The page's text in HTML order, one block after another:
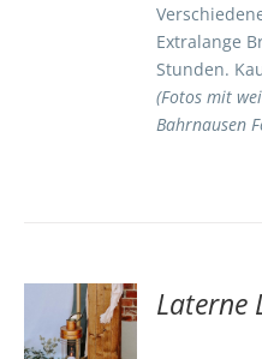
Extralange
Stunden.
(Fotos mit
Bahrnausen
Laterne